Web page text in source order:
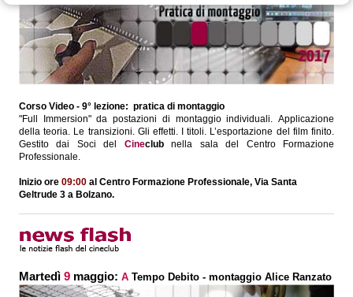
Corso Video - 9° lezione: pratica di montaggio
"Full Immersion" da postazioni di montaggio individuali. Applicazione
della teoria. Le transizioni. Gli effetti. I titoli. L’esportazione del film finito.
Gestito dai Soci del Cineclubnella sala del Centro Formazione
Professionale.
Inizio ore 09:00 al Centro Formazione Professionale, Via Santa
Geltrude 3 a Bolzano.
Martedì 9 maggio: A Tempo Debito - montaggio Alice Ranzato